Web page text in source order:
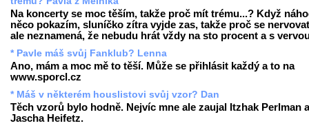
Na koncerty se moc těším, takže proč mít trému...? Když
něco pokazím, sluníčko zítra vyjde zas, takže proč se
ale neznamená, že nebudu hrát vždy na sto procent a s
* Pavle máš svůj Fanklub? Lenna
Ano, mám a moc mě to těší. Může se přihlásit každý a to na
www.sporcl.cz
* Máš v některém houslistovi svůj vzor? Dan
Těch vzorů bylo hodně. Nejvíc mne ale zaujal Itzhak Perlman a
Jascha Heifetz.